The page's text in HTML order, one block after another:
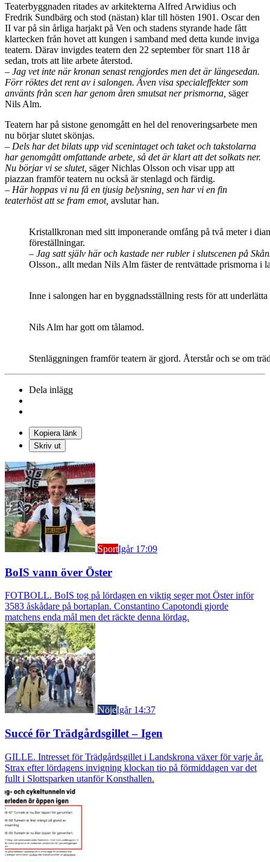
Teaterbyggnaden ritades av arkitekterna Alfred Arwidius och
Fredrik Sundbärg och stod (nästan) klar till hösten 1901. Oscar den
II var på sin årliga harjakt på Ven och stadens styrande hade fått
klartecken från hovet att kungen i samband med detta kunde inviga
teatern. Därav invigdes teatern den 22 september för snart 118 år
sedan, trots att lite arbete återstod.
– Jag vet inte när kronan senast rengjordes men det är längesedan.
Förr röktes det rent av i salongen. Även visa specialeffekter som
använts från scen har genom åren smutsat ner prismorna, säger
Nils Alm.
Teatern har på sistone genomgått en hel del renoveringsarbete men
nu börjar slutet skönjas.
– Dels har det bilats upp vid scenintaget och taket och takstolarna
har genomgått omfattande arbete, så det är klart att det solkats ner.
Nu börjar vi se slutet, säger Nichlas Olsson och visar upp att
piazzan framför teatern nu också är stenlagd och färdig.
– Här hoppas vi nu få en tjusig belysning, sen har vi en fin
teaterhöst att se fram emot, avslutar han.
Kristallkronan med sitt imponerande omfång på två meter i
föreställningar.
– Jag satt själv här och kastade ner rubler i slutscenen på
Olsson., allt medan Nils Alm fäster de rentvättade prismorna i
Inne i salongen har en byggnadsställning rests för att
Nils Alm har gott om tålamod.
Stenläggningen framför teatern är gjord. Återstår och se om
Dela inlägg
Kopiera länk
Skriv ut
SportIgår 17:09
BoIS vann över Öster
FOTBOLL. BoIS tog på lördagen en viktig seger mot Öster inför
3583 åskådare på bortaplan. Constantino Capotondi gjorde
matchens enda mål men det räckte denna lördag.
NöjeIgår 14:37
Succé för Trädgårdsgillet – Igen
GILLE. Intresset för Trädgårdsgillet i Landskrona växer för varje år.
Strax efter lördagens invigning klockan tio på förmiddagen var det
fullt i Slottsparken utanför Konsthallen.